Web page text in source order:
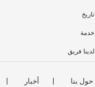
تاريخ
خدمة
لدينا فريق
حول بنا أخبار